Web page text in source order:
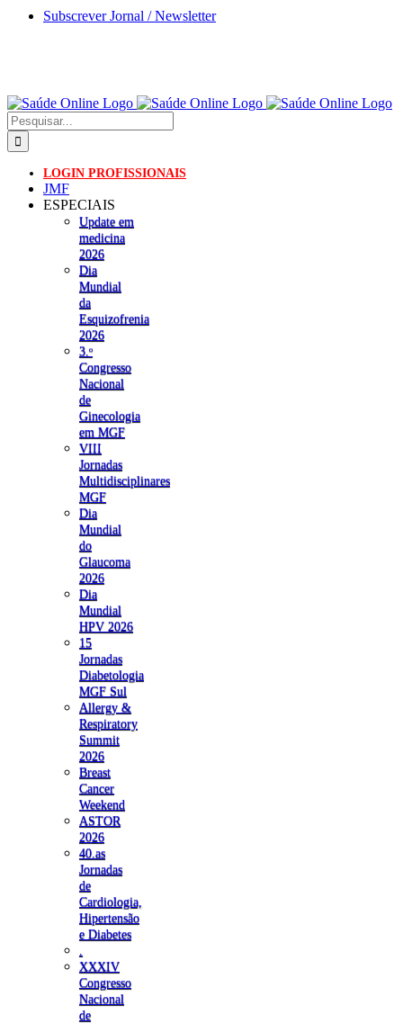
Skip
Subscrever Jornal / Newsletter
Pesquisar
LOGIN PROFISSIONAIS
JMF
ESPECIAIS
Update em
medicina
2026
Dia
Mundial
da
Esquizofrenia
2026
3.ᵒ
Congresso
Nacional
de
Ginecologia
em MGF
VIII
Jornadas
Multidisciplinares
MGF
Dia
Mundial
do
Glaucoma
2026
Dia
Mundial
HPV 2026
15
Jornadas
Diabetologia
MGF Sul
Allergy &
Respiratory
Summit
2026
Breast
Cancer
Weekend
ASTOR
2026
40.as
Jornadas
de
Cardiologia,
Hipertensão
e Diabetes
XXXIV
Congresso
Nacional
de